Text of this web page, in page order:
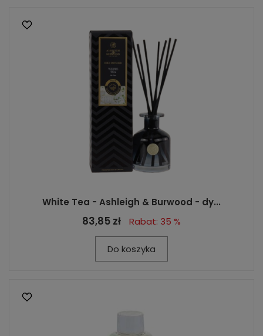
White Tea - Ashleigh & Burwood - dy...
83,85 zł Rabat: 35 %
Do koszyka